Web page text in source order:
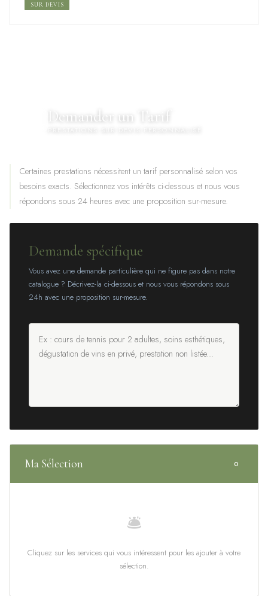
SUR DEVIS
Demander un Tarif
Certaines prestations nécessitent un tarif personnalisé selon vos
besoins exacts. Sélectionnez vos intérêts ci-dessous et nous vous
répondons sous 24 heures avec une proposition sur-mesure.
Demande spécifique
Vous avez une demande particulière qui ne figure pas dans notre
catalogue ? Décrivez-la ci-dessous et nous vous répondons sous
24h avec une proposition sur-mesure.
Ma Sélection 0
🛎
Cliquez sur les services qui vous intéressent pour les ajouter à votre
sélection.